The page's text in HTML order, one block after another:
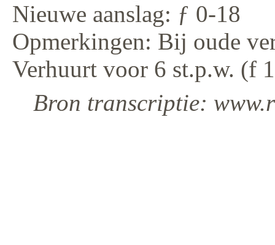
Nieuwe aanslag: ƒ 0-18
Opmerkingen: Bij oude
Verhuurt voor 6 st.p.w. (f
Bron transcriptie: